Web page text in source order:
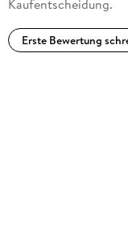
Musicals (mit Jörg
unterschiedlichsten
produzierte andere
Kaufentscheidung.
Erste Bewertung